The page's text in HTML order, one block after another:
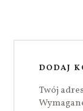
DODAJ
Twój